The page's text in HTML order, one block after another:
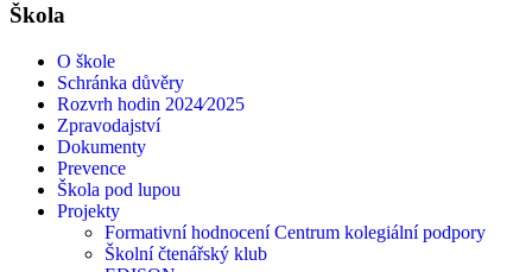
Škola
O škole
Schránka důvěry
Rozvrh hodin 2024⁄2025
Zpravodajství
Dokumenty
Prevence
Škola pod lupou
Projekty
Formativní hodnocení Centrum kolegiální podpory
Školní čtenářský klub